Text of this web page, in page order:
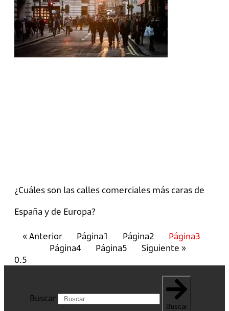
¿Cuáles son las calles comerciales más caras de
España y de Europa?
« Anterior Página1 Página2 Página3
Página4 Página5 Siguiente »
Buscar
Buscar